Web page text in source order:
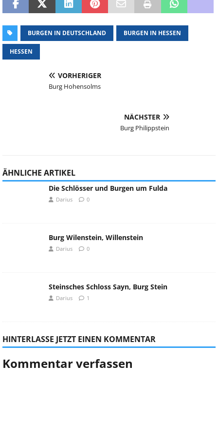
BURGEN IN DEUTSCHLAND BURGEN IN HESSEN
HESSEN
VORHERIGER
Burg Hohensolms
NÄCHSTER
Burg Philippstein
ÄHNLICHE ARTIKEL
Die Schlösser und Burgen um Fulda
Darius 0
Burg Wilenstein, Willenstein
Darius 0
Steinsches Schloss Sayn, Burg Stein
Darius 1
HINTERLASSE JETZT EINEN KOMMENTAR
Kommentar verfassen